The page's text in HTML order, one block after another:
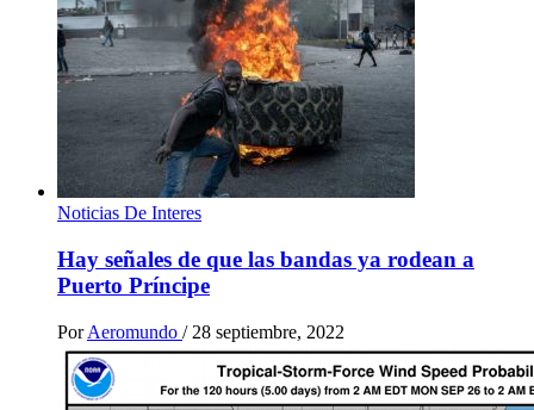
Noticias De Interes
Hay señales de que las bandas ya rodean a
Puerto Príncipe
Por Aeromundo / 28 septiembre, 2022